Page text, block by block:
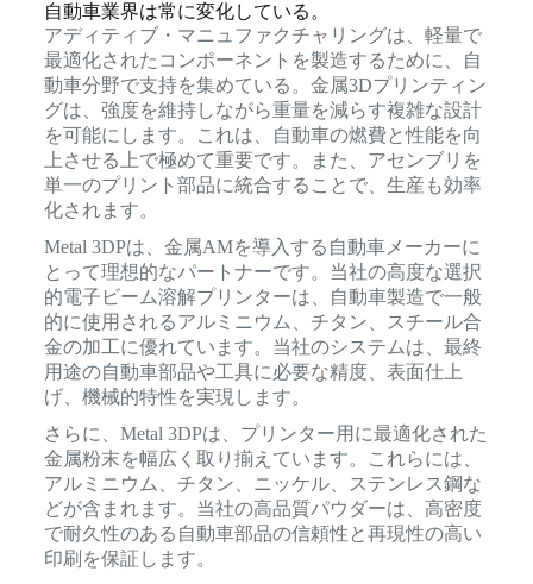
自動車業界は常に変化している。
アディティブ・マニュファクチャリングは、軽量で
最適化されたコンポーネントを製造するために、自
動車分野で支持を集めている。金属3Dプリンティン
グは、強度を維持しながら重量を減らす複雑な設計
を可能にします。これは、自動車の燃費と性能を向
上させる上で極めて重要です。また、アセンブリを
単一のプリント部品に統合することで、生産も効率
化されます。
Metal 3DPは、金属AMを導入する自動車メーカーに
とって理想的なパートナーです。当社の高度な選択
的電子ビーム溶解プリンターは、自動車製造で一般
的に使用されるアルミニウム、チタン、スチール合
金の加工に優れています。当社のシステムは、最終
用途の自動車部品や工具に必要な精度、表面仕上
げ、機械的特性を実現します。
さらに、Metal 3DPは、プリンター用に最適化された
金属粉末を幅広く取り揃えています。これらには、
アルミニウム、チタン、ニッケル、ステンレス鋼な
どが含まれます。当社の高品質パウダーは、高密度
で耐久性のある自動車部品の信頼性と再現性の高い
印刷を保証します。